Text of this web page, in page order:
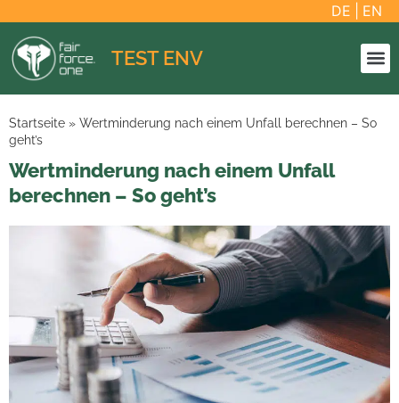
DE EN
TEST ENV
Startseite » Wertminderung nach einem Unfall berechnen – So
geht’s
Wertminderung nach einem Unfall
berechnen – So geht’s